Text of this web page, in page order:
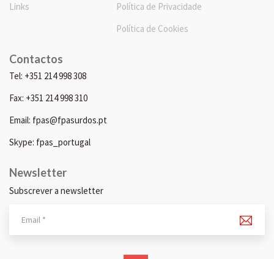
Links
Política de Privacidade
Política de Cookies
Contactos
Tel: +351 214 998 308
Fax: +351 214 998 310
Email: fpas@fpasurdos.pt
Skype: fpas_portugal
Newsletter
Subscrever a newsletter